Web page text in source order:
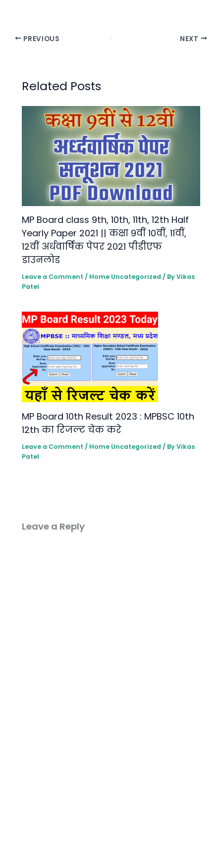
PREVIOUS NEXT
Related Posts
MP Board class 9th, 10th, 11th, 12th Half
Yearly Paper 2021 || कक्षा 9वीं 10वीं, 11वीं,
12वीं अर्धवार्षिक पेपर 2021 पीडीएफ
डाउनलोड
Leave a Comment / Home Uncategorized / ByVikas
Patel
MP Board 10th Result 2023 : MPBSC 10th
12th का रिजल्ट चेक करे
Leave a Comment / Home Uncategorized / ByVikas
Patel
Leave a Reply